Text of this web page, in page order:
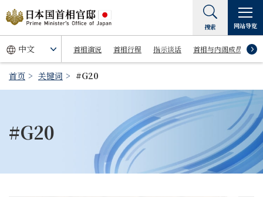
首相演说 首相行程 指示谈话 首相与内阁成员
搜索 网站导览
首页 关键词 #G20
#G20